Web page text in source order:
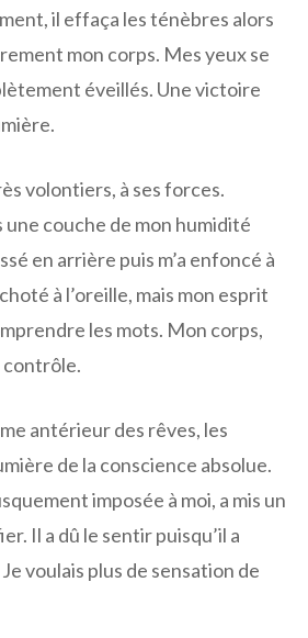
il effaça les ténèbres alors
mon corps. Mes yeux se
éveillés. Une victoire
volontiers, à ses forces.
une couche de mon humidité
en arrière puis m’a enfoncé à
à l’oreille, mais mon esprit
les mots. Mon corps,
contrôle.
antérieur des rêves, les
de la conscience absolue.
imposée à moi, a mis un
Il a dû le sentir puisqu’il a
voulais plus de sensation de